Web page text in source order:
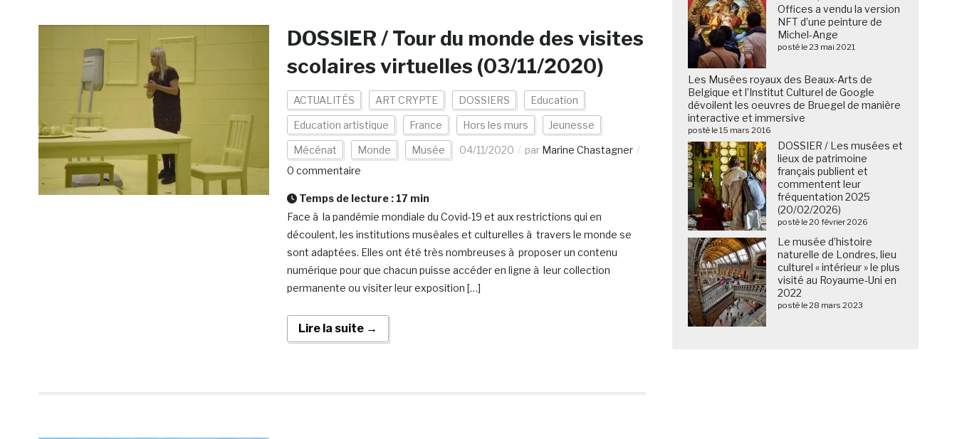
DOSSIER / Tour du monde des visites
scolaires virtuelles (03/11/2020)
ACTUALITÉS ART CRYPTE DOSSIERS Education
Education artistique France Hors les murs Jeunesse
Mécénat Monde Musée 04/11/2020 par Marine Chastagner
0 commentaire
Temps de lecture : 17 min
Face à la pandémie mondiale du Covid-19 et aux restrictions qui en
découlent, les institutions muséales et culturelles à travers le monde se
sont adaptées. Elles ont été très nombreuses à proposer un contenu
numérique pour que chacun puisse accéder en ligne à leur collection
permanente ou visiter leur exposition […]
Lire la suite →
Offices a vendu la version
NFT d’une peinture de
Michel-Ange
posté le 23 mai 2021
Les Musées royaux des Beaux-Arts de
Belgique et l’Institut Culturel de Google
dévoilent les oeuvres de Bruegel de manière
interactive et immersive
posté le 15 mars 2016
DOSSIER / Les musées et
lieux de patrimoine
français publient et
commentent leur
fréquentation 2025
(20/02/2026)
posté le 20 février 2026
Le musée d’histoire
naturelle de Londres, lieu
culturel « intérieur » le plus
visité au Royaume-Uni en
2022
posté le 28 mars 2023